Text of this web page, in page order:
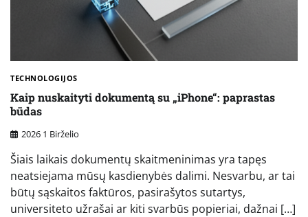
TECHNOLOGIJOS
Kaip nuskaityti dokumentą su „iPhone“: paprastas
būdas
2026 1 Birželio
Šiais laikais dokumentų skaitmeninimas yra tapęs
neatsiejama mūsų kasdienybės dalimi. Nesvarbu, ar tai
būtų sąskaitos faktūros, pasirašytos sutartys,
universiteto užrašai ar kiti svarbūs popieriai, dažnai […]